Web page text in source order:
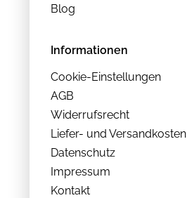
Blog
Informationen
Cookie-Einstellungen
AGB
Widerrufsrecht
Liefer- und Versandkosten
Datenschutz
Impressum
Kontakt